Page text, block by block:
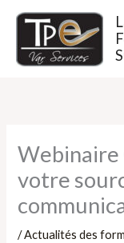
contenu
Webinaire
votre
/Actualités des